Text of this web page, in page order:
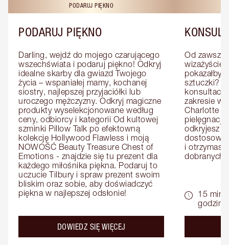
PODARUJ PIĘKNO
PODARUJ PIĘKNO
Darling, wejdź do mojego czarującego
wszechświata i podaruj piękno! Odkryj
idealne skarby dla gwiazd Twojego
życia – wspaniałej mamy, kochanej
siostry, najlepszej przyjaciółki lub
uroczego mężczyzny. Odkryj magiczne
produkty wyselekcjonowane według
ceny, odbiorcy i kategorii Od kultowej
szminki Pillow Talk po efektowną
kolekcję Hollywood Flawless i moją
NOWOŚĆ Beauty Treasure Chest of
Emotions - znajdzie się tu prezent dla
każdego miłośnika piękna. Podaruj to
uczucie Tilbury i spraw prezent swoim
bliskim oraz sobie, aby doświadczyć
piękna w najlepszej odsłonie!
DOWIEDZ SIĘ WIĘCEJ
Od zawsze
wizażyście
pokazałby
sztuczki?
zakresie
Charlotte
pielęgnacji
odkryjesz
i otrzymasz
dobranych
15
godziny